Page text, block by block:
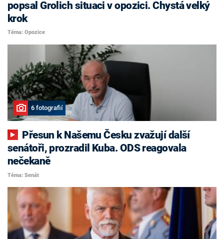
popsal Grolich situaci v opozici. Chystá velký
krok
Téma: Opozice
6 fotografií
senátoři, prozradil Kuba. ODS reagovala
nečekaně
Téma: Senát